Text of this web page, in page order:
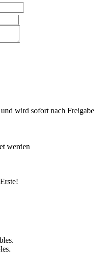
wird sofort nach Freigabe
werden